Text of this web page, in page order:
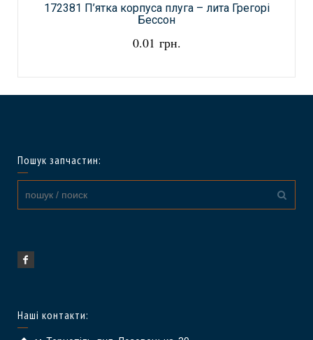
172381 П’ятка корпуса плуга – лита Грегорі
Бессон
0.01 грн.
Пошук запчастин:
Наші контакти: